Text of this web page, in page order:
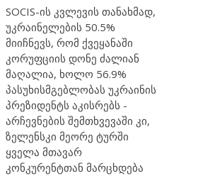
SOCIS-ის კვლევის თანახმად,
უკრაინელების 50.5%
მიიჩნევს, რომ ქვეყანაში
კორუფციის დონე ძალიან
მაღალია, ხოლო 56.9%
პასუხისმგებლობას უკრაინის
პრეზიდენტს აკისრებს -
არჩევნების შემთხვევაში კი,
ზელენსკი მეორე ტურში
ყველა მთავარ
კონკურენტთან მარცხდება